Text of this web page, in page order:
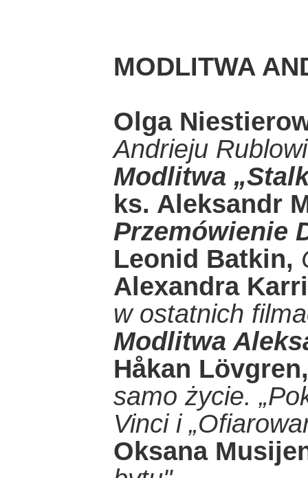
MODLITWA
Olga
Andrieju
Modlitwa
ks. Aleksandr
Przemówienie
Leonid Batkin,
Alexandra
w ostatnich
Modlitwa
Håkan Lövgren,
samo życie.
Vinci i
Oksana